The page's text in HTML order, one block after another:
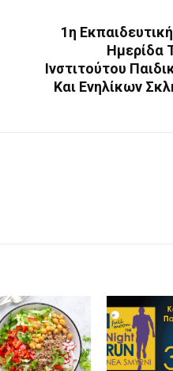
1η
Ημερίδα
Ινστιτούτου
Και Ενηλίκων